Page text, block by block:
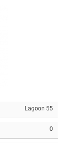
Lagoon 55
0